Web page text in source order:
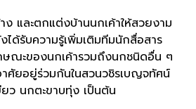
และตกแต่งบ้านนกเค้าให้สวยงาม
ได้รับความรู้เพิ่มเติมทีมนักสื่อสาร
ณะของนกเค้ารวมถึงนกชนิดอื่น ๆ
ศัยอยู่ร่วมกันในสวนวชิรเบญจทัศน์
ว นกตะขาบทุ่ง เป็นต้น